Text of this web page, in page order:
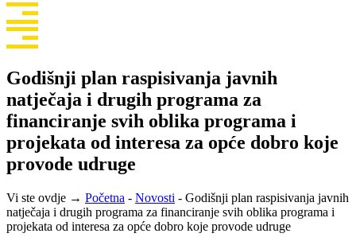
Godišnji plan raspisivanja javnih
natječaja i drugih programa za
financiranje svih oblika programa i
projekata od interesa za opće dobro koje
provode udruge
Vi ste ovdje → Početna - Novosti - Godišnji plan raspisivanja javnih
natječaja i drugih programa za financiranje svih oblika programa i
projekata od interesa za opće dobro koje provode udruge